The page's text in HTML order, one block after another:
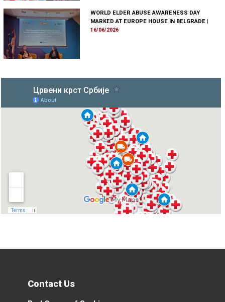
WORLD ELDER ABUSE AWARENESS DAY
MARKED AT EUROPE HOUSE IN BELGRADE |
16/06/2026
Contact Us